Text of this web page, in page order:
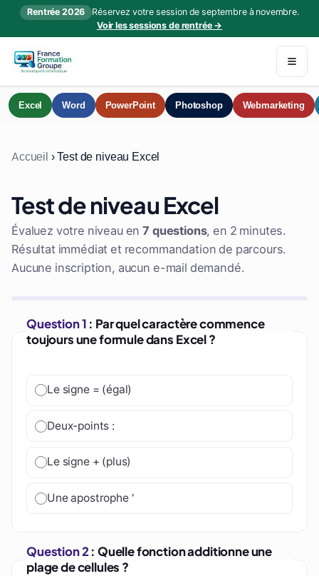
Rentrée 2026
Réservez votre session de septembre à novembre.
Voir les sessions de rentrée →
Excel Word PowerPoint Photoshop Webmarketing
Accueil ›Test de niveau Excel
Test de niveau Excel
Évaluez votre niveau en7 questions, en 2 minutes.
Résultat immédiat et recommandation de parcours.
Aucune inscription, aucun e-mail demandé.
Question 1 : Par quel caractère commence
toujours une formule dans Excel ?
Le signe = (égal)
Deux-points :
Le signe + (plus)
Une apostrophe '
Question 2: Quelle fonction additionne une
plage de cellules ?